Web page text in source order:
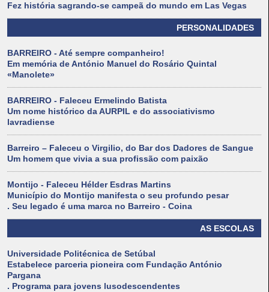
Fez história sagrando-se campeã do mundo em Las Vegas
PERSONALIDADES
BARREIRO - Até sempre companheiro!
Em memória de António Manuel do Rosário Quintal
«Manolete»
BARREIRO - Faleceu Ermelindo Batista
Um nome histórico da AURPIL e do associativismo
lavradiense
Barreiro – Faleceu o Virgilio, do Bar dos Dadores de Sangue
Um homem que vivia a sua profissão com paixão
Montijo - Faleceu Hélder Esdras Martins
Município do Montijo manifesta o seu profundo pesar
. Seu legado é uma marca no Barreiro - Coina
AS ESCOLAS
Universidade Politécnica de Setúbal
Estabelece parceria pioneira com Fundação António
Pargana
. Programa para jovens lusodescendentes